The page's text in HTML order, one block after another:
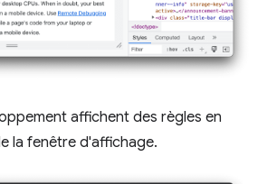
affichent des règles en
la fenêtre d'affichage.